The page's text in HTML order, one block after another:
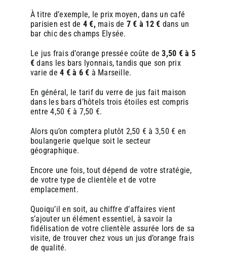
À titre d’exemple, le prix moyen, dans un café
parisien est de 4 €, mais de 7 € à 12 € dans un
bar chic des champs Elysée.
Le jus frais d’orange pressée coûte de3,50 € à 5
€dans les bars lyonnais, tandis que son prix
varie de4 € à 6 € à Marseille.
En général, le tarif du verre de jus fait maison
dans les bars d’hôtels trois étoiles est compris
entre 4,50 € à 7,50 €.
Alors qu’on comptera plutôt 2,50 € à 3,50 € en
boulangerie quelque soit le secteur
géographique.
Encore une fois, tout dépend de votre stratégie,
de votre type de clientèle et de votre
emplacement.
Quoiqu’il en soit, au chiffre d’affaires vient
s’ajouter un élément essentiel, à savoir la
fidélisation de votre clientèle assurée lors de sa
visite, de trouver chez vous un jus d’orange frais
de qualité.